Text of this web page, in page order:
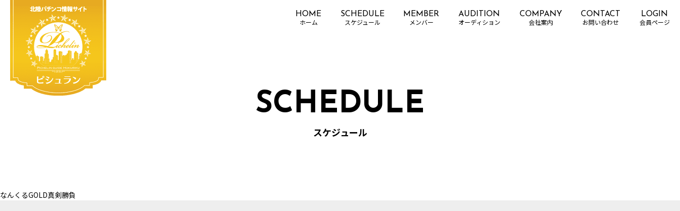
HOME SCHEDULE MEMBER AUDITION COMPANY CONTACT LOGIN
SCHEDULE
スケジュール
なんくるGOLD真剣勝負